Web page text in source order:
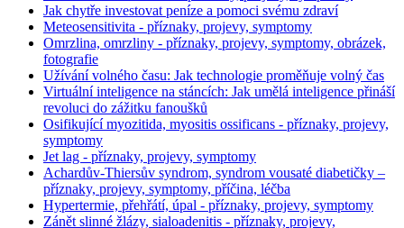
Jak chytře investovat peníze a pomoci svému zdraví
Meteosensitivita - příznaky, projevy, symptomy
Omrzlina, omrzliny - příznaky, projevy, symptomy, obrázek,
fotografie
Užívání volného času: Jak technologie proměňuje volný čas
Virtuální inteligence na stáncích: Jak umělá inteligence přináší
revoluci do zážitku fanoušků
Osifikující myozitida, myositis ossificans - příznaky, projevy,
symptomy
Jet lag - příznaky, projevy, symptomy
Achardův-Thiersův syndrom, syndrom vousaté diabetičky –
příznaky, projevy, symptomy, příčina, léčba
Hypertermie, přehřátí, úpal - příznaky, projevy, symptomy
Zánět slinné žlázy, sialoadenitis - příznaky, projevy,